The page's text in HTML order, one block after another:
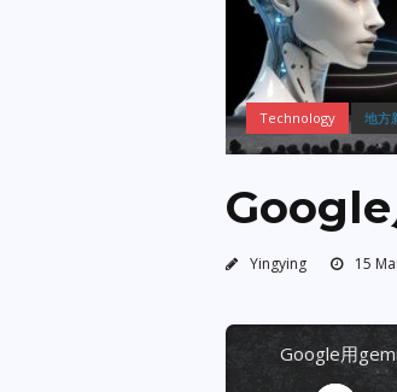
Technology 地方
Yingying 15
google用